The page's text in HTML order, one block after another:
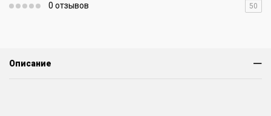
0 отзывов 50
Описание